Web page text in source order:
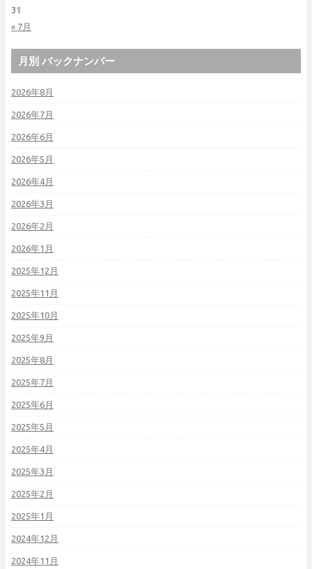
« 7月
31
月別 バックナンバー
2026年8月
2026年7月
2026年6月
2026年5月
2026年4月
2026年3月
2026年2月
2026年1月
2025年12月
2025年11月
2025年10月
2025年9月
2025年8月
2025年7月
2025年6月
2025年5月
2025年4月
2025年3月
2025年2月
2025年1月
2024年12月
2024年11月